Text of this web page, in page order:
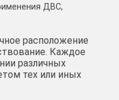
ДВС,
расположение
Каждое
различных
тех или иных